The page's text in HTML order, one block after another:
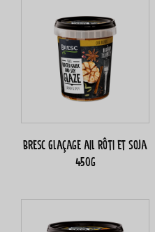
Bresc Glaçage ail rôti et soja
450g